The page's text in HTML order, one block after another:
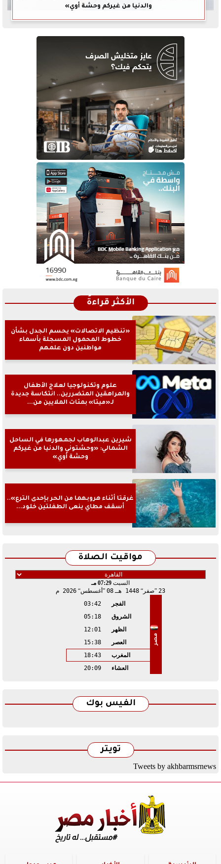
والدنيا من غيركم وحشة أوي»
الأكثر قراءةً
«تنظيم الاتصالات» يحسم الجدل بشأن
خطوط المحمول المسجلة بأسماء
مواطنين دون علمهم
علوم وتكنولوجيا لعلاج الأطفال
والمراهقين المتضررين.. انتكاسة جديدة
لـ«ميتا» بمئات الملايين من...
شيرين عبدالوهاب لجمهورها في الساحل
الشمالي: «وحشتوني والدنيا من غيركم
وحشة أوي»
غرقتا أثناء هروبهما من الحر بإحدى الترع»..
أسقف مطاي ينعى الطفلتين خلود...
مواقيت الصلاة
السبت 07:29 مـ
23 صفر 1448 هـ 08 أغسطس 2026 م
مصر
الفجر
03:42
الشروق
05:18
الظهر
12:01
العصر
15:38
المغرب
18:43
العشاء
20:09
الفيس بوك
تويتر
Tweets by akhbarmsrnews